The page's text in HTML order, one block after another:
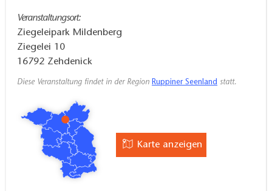
Veranstaltungsort:
Ziegeleipark Mildenberg
Ziegelei 10
16792 Zehdenick
Diese Veranstaltung findet in der Region Ruppiner Seenland statt.
Karte anzeigen